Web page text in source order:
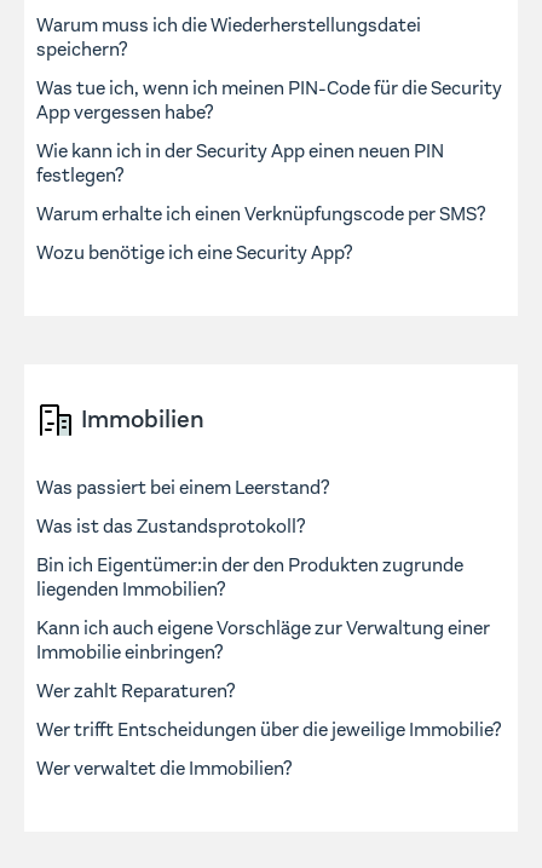
Warum muss ich die Wiederherstellungsdatei
speichern?
Was tue ich, wenn ich meinen PIN-Code für die Security
App vergessen habe?
Wie kann ich in der Security App einen neuen PIN
festlegen?
Warum erhalte ich einen Verknüpfungscode per SMS?
Wozu benötige ich eine Security App?
Immobilien
Was passiert bei einem Leerstand?
Was ist das Zustandsprotokoll?
Bin ich Eigentümer:in der den Produkten zugrunde
liegenden Immobilien?
Kann ich auch eigene Vorschläge zur Verwaltung einer
Immobilie einbringen?
Wer zahlt Reparaturen?
Wer trifft Entscheidungen über die jeweilige Immobilie?
Wer verwaltet die Immobilien?